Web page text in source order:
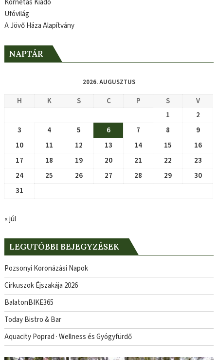
Kornétás Kiadó
Ufóvilág
A Jövő Háza Alapítvány
NAPTÁR
2026. AUGUSZTUS
H K S C P S
V
1
2
3
4 5 6 7 8
9
10
11 12 13 14 15
16
17
18 19 20 21 22
23
24
25 26 27 28 29
30
31
« júl
LEGUTÓBBI BEJEGYZÉSEK
Pozsonyi Koronázási Napok
Cirkuszok Éjszakája 2026
BalatonBIKE365
Today Bistro & Bar
Aquacity Poprad · Wellness és Gyógyfürdő